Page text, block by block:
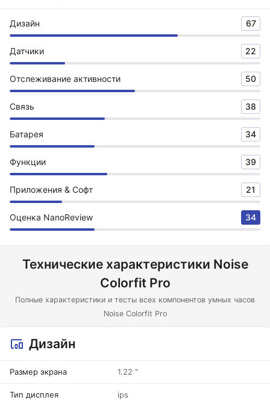
Дизайн 67
Датчики 22
Отслеживание активности 50
Связь 38
Батарея 34
Функции 39
Приложения & Софт 21
Оценка NanoReview 34
Технические характеристики Noise
Colorfit Pro
Полные характеристики и тесты всех компонентов умных часов
Noise Colorfit Pro
Дизайн
Размер экрана 1.22 "
Тип дисплея ips